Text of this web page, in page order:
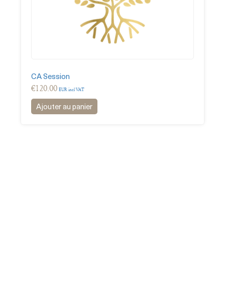
CA Session
€120.00 EUR incl VAT
Ajouter au panier